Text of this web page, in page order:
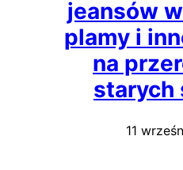
jeansów
plamy i
na
starych
11